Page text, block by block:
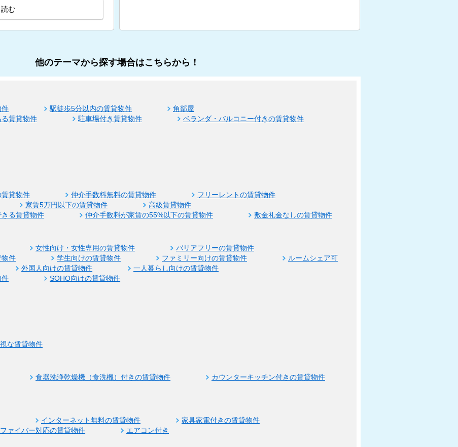
む
他のテーマから探す場合はこちらから！
件 駅徒歩5分以内の賃貸物件
角部屋
賃貸物件
駐車場付き賃貸物件
ベランダ・バルコニー付きの賃貸物件
貸物件 仲介手数料無料の賃貸物件
フリーレントの賃貸物件
家賃5万円以下の賃貸物件
高級賃貸物件
る賃貸物件
仲介手数料が家賃の55%以下の賃貸物件 敷金礼金なしの賃貸物件
女性向け・女性専用の賃貸物件
バリアフリーの賃貸物件
物件
学生向けの賃貸物件 ファミリー向けの賃貸物件
ルームシェア可
外国人向けの賃貸物件
一人暮らし向けの賃貸物件
件
SOHO向けの賃貸物件
な賃貸物件
食器洗浄乾燥機（食洗機）付きの賃貸物件
カウンターキッチン付きの賃貸物件
インターネット無料の賃貸物件
家具家電付きの賃貸物件
ァイバー対応の賃貸物件 エアコン付き